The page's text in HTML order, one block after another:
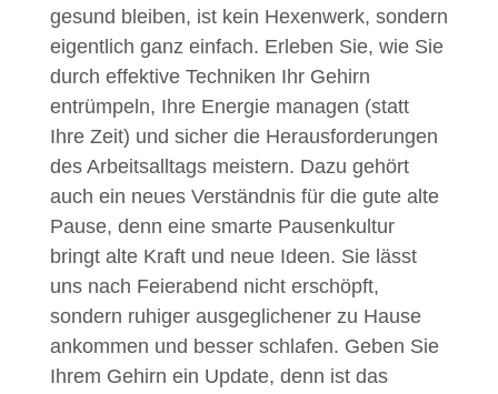
gesund bleiben, ist kein Hexenwerk, sondern
eigentlich ganz einfach. Erleben Sie, wie Sie
durch effektive Techniken Ihr Gehirn
entrümpeln, Ihre Energie managen (statt
Ihre Zeit) und sicher die Herausforderungen
des Arbeitsalltags meistern. Dazu gehört
auch ein neues Verständnis für die gute alte
Pause, denn eine smarte Pausenkultur
bringt alte Kraft und neue Ideen. Sie lässt
uns nach Feierabend nicht erschöpft,
sondern ruhiger ausgeglichener zu Hause
ankommen und besser schlafen. Geben Sie
Ihrem Gehirn ein Update, denn ist das